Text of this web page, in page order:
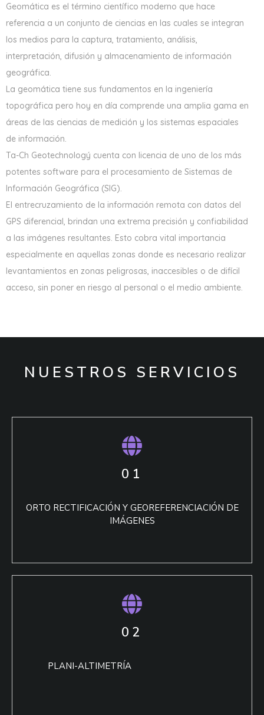
Geomática es el término científico moderno que hace
referencia a un conjunto de ciencias en las cuales se integran
los medios para la captura, tratamiento, análisis,
interpretación, difusión y almacenamiento de información
geográfica.
La geomática tiene sus fundamentos en la ingeniería
topográfica pero hoy en día comprende una amplia gama en
áreas de las ciencias de medición y los sistemas espaciales
de información.
Ta-Ch Geotechnologý cuenta con licencia de uno de los más
potentes software para el procesamiento de Sistemas de
Información Geográfica (SIG).
El entrecruzamiento de la información remota con datos del
GPS diferencial, brindan una extrema precisión y confiabilidad
a las imágenes resultantes. Esto cobra vital importancia
especialmente en aquellas zonas donde es necesario realizar
levantamientos en zonas peligrosas, inaccesibles o de difícil
acceso, sin poner en riesgo al personal o el medio ambiente.
NUESTROS SERVICIOS
01
ORTO RECTIFICACIÓN Y GEOREFERENCIACIÓN DE
IMÁGENES
02
PLANI-ALTIMETRÍA